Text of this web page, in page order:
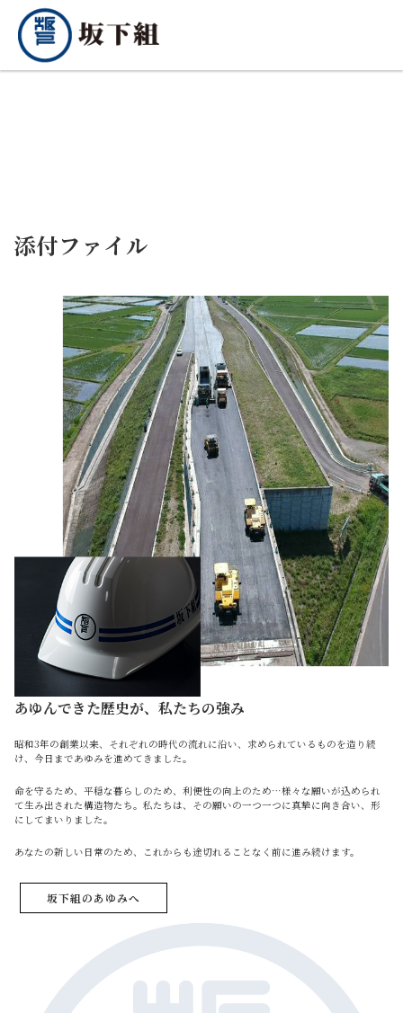
添付ファイル
あゆんできた歴史が、私たちの強み
昭和3年の創業以来、それぞれの時代の流れに沿い、求められているものを造り続
け、今日まであゆみを進めてきました。
命を守るため、平穏な暮らしのため、利便性の向上のため…様々な願いが込められ
て生み出された構造物たち。私たちは、その願いの一つ一つに真摯に向き合い、形
にしてまいりました。
あなたの新しい日常のため、これからも途切れることなく前に進み続けます。
坂下組のあゆみへ